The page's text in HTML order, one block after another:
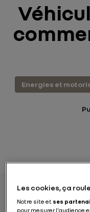
Energies et
Les cookies, ça roule
Notre site et ses
pour mesurer l'audience